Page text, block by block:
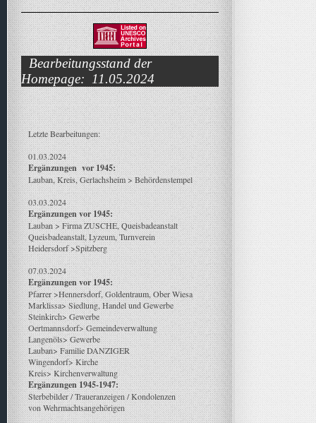
Bearbeitungsstand der
Homepage: 11.05.2024
Letzte Bearbeitungen:
01.03.2024
Ergänzungen vor 1945:
Lauban, Kreis, Gerlachsheim > Behördenstempel
03.03.2024
Ergänzungen vor 1945:
Lauban > Firma ZUSCHE, Queisbadeanstalt
Queisbadeanstalt, Lyzeum, Turnverein
Heidersdorf >Spitzberg
07.03.2024
Ergänzungen vor 1945:
Pfarrer >Hennersdorf, Goldentraum, Ober Wiesa
Marklissa> Siedlung, Handel und Gewerbe
Steinkirch> Gewerbe
Oertmannsdorf> Gemeindeverwaltung
Langenöls> Gewerbe
Lauban> Familie DANZIGER
Wingendorf> Kirche
Kreis> Kirchenverwaltung
Ergänzungen 1945-1947:
Sterbebilder / Traueranzeigen / Kondolenzen
von Wehrmachtsangehörigen